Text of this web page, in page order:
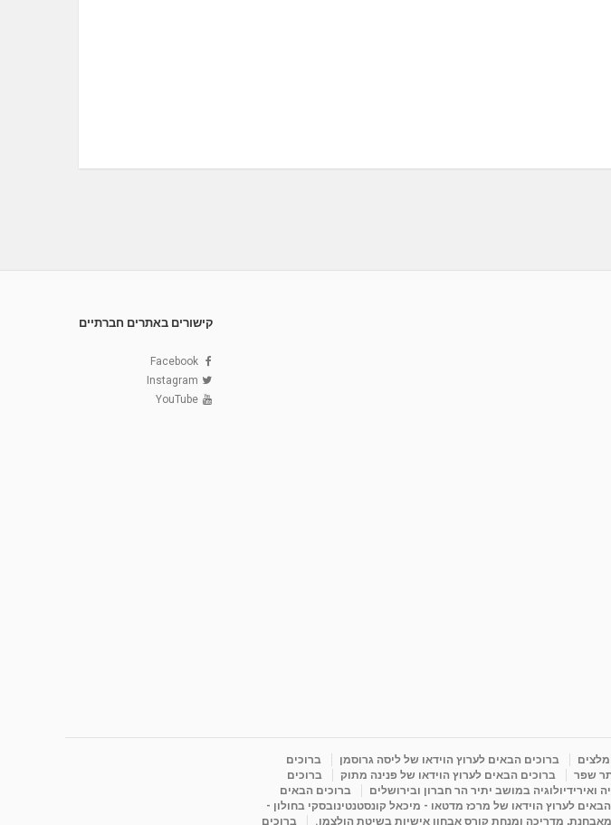
קישורים באתרים חברתיים
Facebook
Instagram
YouTube
ברוכים הבאים לערוץ הוידאו של ליסה גרוסמן
ברוכים
שפר ברוכים הבאים לערוץ הוידאו של פנינה מתוק
ברוכים
במושב יתיר הר חברון ובירושלים
ברוכים הבאים
לערוץ הוידאו של מרכז מדטאו - מיכאל קונסטנטינובסקי בחולון -
מדריכה ומנחת קורס אבחון אישיות בשיטת הולצמן. ברוכים